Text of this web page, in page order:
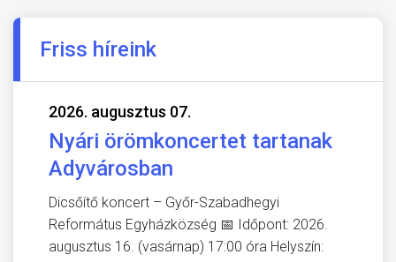
Friss híreink
2026. augusztus 07.
Nyári örömkoncertet tartanak
Adyvárosban
Dicsőítő koncert – Győr-Szabadhegyi
Református Egyházközség 📅 Időpont: 2026.
augusztus 16. (vasárnap) 17:00 óra Helyszín: